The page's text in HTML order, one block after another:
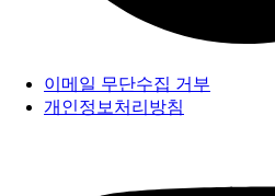
이메일 무단수집 거부
개인정보처리방침